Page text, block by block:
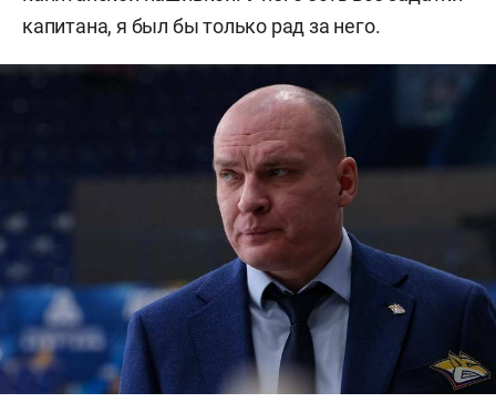
капитана, я был бы только рад за него.